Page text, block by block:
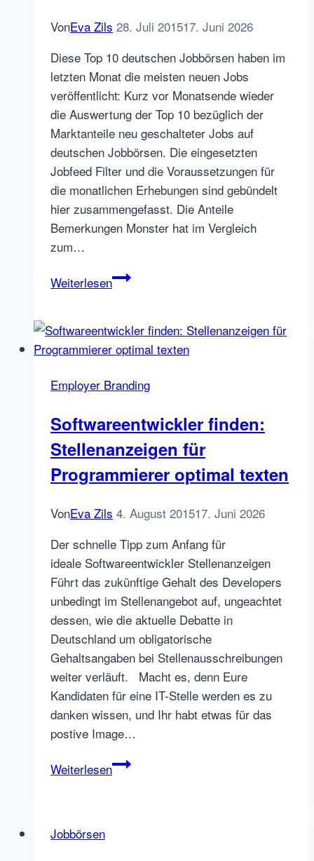
VonEva Zils 28. Juli 201517. Juni 2026
Diese Top 10 deutschen Jobbörsen haben im
letzten Monat die meisten neuen Jobs
veröffentlicht: Kurz vor Monatsende wieder
die Auswertung der Top 10 bezüglich der
Marktanteile neu geschalteter Jobs auf
deutschen Jobbörsen. Die eingesetzten
Jobfeed Filter und die Voraussetzungen für
die monatlichen Erhebungen sind gebündelt
hier zusammengefasst. Die Anteile
Bemerkungen Monster hat im Vergleich
zum…
WeiterlesenMarktanteile
auf
Deutschlands
–
Employer Branding
Softwareentwickler finden:
Stellenanzeigen für
Programmierer optimal texten
VonEva Zils 4. August 201517. Juni 2026
Der schnelle Tipp zum Anfang für
ideale Softwareentwickler Stellenanzeigen
Führt das zukünftige Gehalt des Developers
unbedingt im Stellenangebot auf, ungeachtet
dessen, wie die aktuelle Debatte in
Deutschland um obligatorische
Gehaltsangaben bei Stellenausschreibungen
weiter verläuft. Macht es, denn Eure
Kandidaten für eine IT-Stelle werden es zu
danken wissen, und Ihr habt etwas für das
postive Image…
WeiterlesenSoftwareentwickler
Jobbörsen